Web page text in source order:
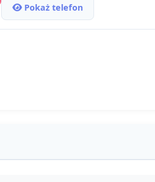
Pokaż telefon